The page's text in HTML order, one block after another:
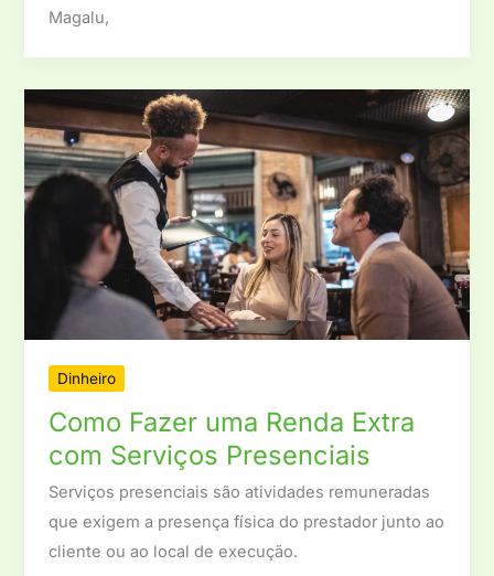
Magalu,
Dinheiro
Como Fazer uma Renda Extra
com Serviços Presenciais
Serviços presenciais são atividades remuneradas
que exigem a presença física do prestador junto ao
cliente ou ao local de execução.